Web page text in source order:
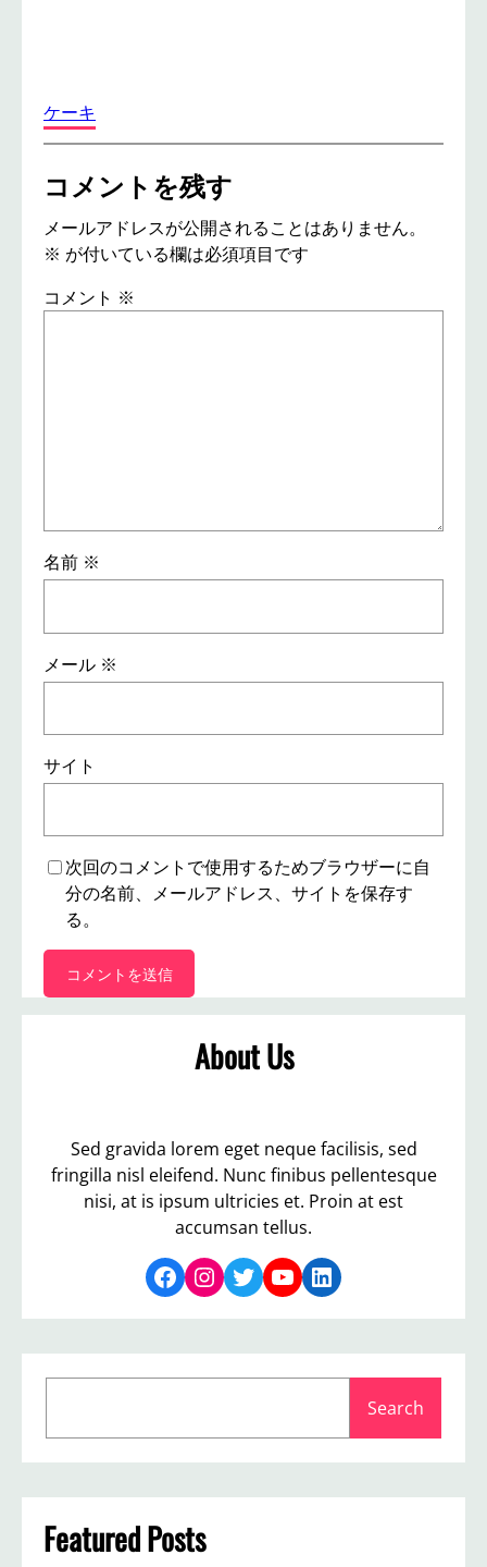
ケーキ
コメントを残す
メールアドレスが公開されることはありません。
※ が付いている欄は必須項目です
コメント ※
名前 ※
メール ※
サイト
次回のコメントで使用するためブラウザーに自
分の名前、メールアドレス、サイトを保存す
る。
About Us
Sed gravida lorem eget neque facilisis, sed
fringilla nisl eleifend. Nunc finibus pellentesque
nisi, at is ipsum ultricies et. Proin at est
accumsan tellus.
Facebook Instagram Twitter YouTube LinkedIn
a
r
c
h
Search
Featured Posts